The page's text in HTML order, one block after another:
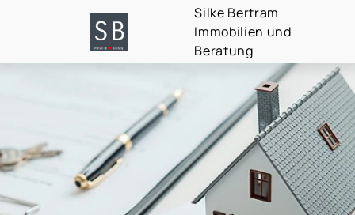
Silke Bertram
Immobilien und
Beratung